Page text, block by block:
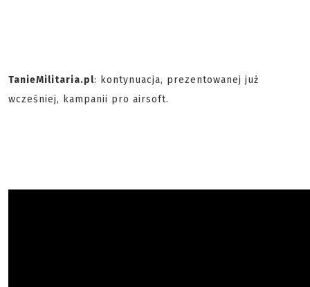
TanieMilitaria.pl: kontynuacja, prezentowanej już
wcześniej, kampanii pro airsoft.